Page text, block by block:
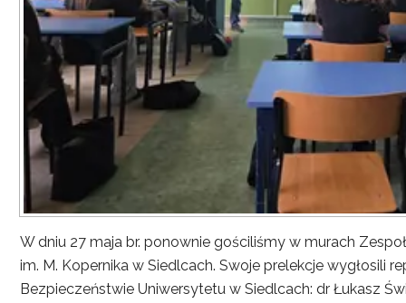
W dniu 27 maja br. ponownie gościliśmy w murach
im. M. Kopernika w Siedlcach. Swoje prelekcje wygłosili
Bezpieczeństwie Uniwersytetu w Siedlcach: dr Łukasz